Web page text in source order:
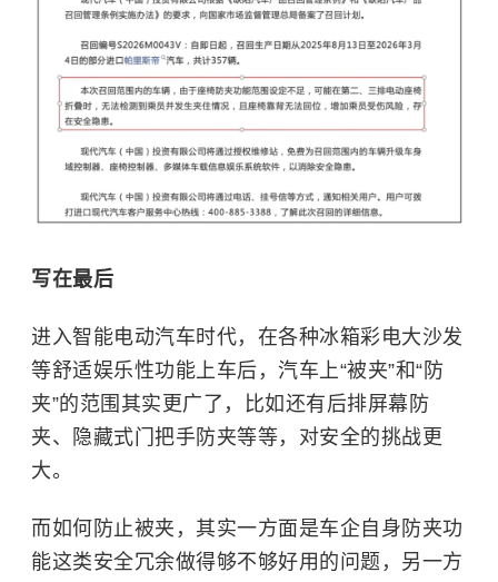
写在最后
进入智能电动汽车时代，在各种冰箱彩电大沙发
等舒适娱乐性功能上车后，汽车上“被夹”和“防
夹”的范围其实更广了，比如还有后排屏幕防
夹、隐藏式门把手防夹等等，对安全的挑战更
大。
而如何防止被夹，其实一方面是车企自身防夹功
能这类安全冗余做得够不够好用的问题，另一方